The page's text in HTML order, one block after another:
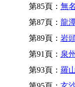
第85頁： 無
第87頁： 龍
第89頁： 岩
第91頁： 泉
第93頁： 羅